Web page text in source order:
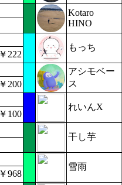
Kotaro
HINO
もっち
￥222
アシモベー
ス
￥200
れいんX
￥100
干し芋
雪雨
￥968